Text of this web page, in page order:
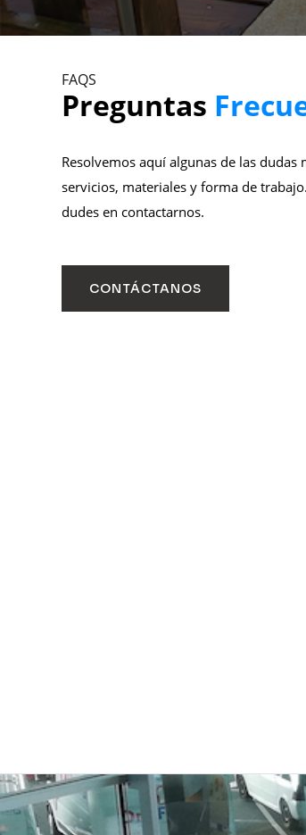
FAQS
Preguntas
Resolvemos aquí algunas de las
servicios, materiales y forma de
dudes en contactarnos.
CONTÁCTANOS